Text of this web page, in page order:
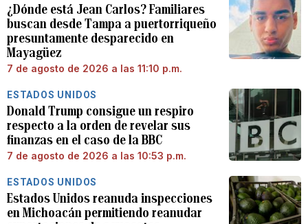
¿Dónde está Jean Carlos? Familiares
buscan desde Tampa a puertorriqueño
presuntamente desparecido en
Mayagüez
7 de agosto de 2026 a las 11:10 p.m.
ESTADOS UNIDOS
Donald Trump consigue un respiro
respecto a la orden de revelar sus
finanzas en el caso de la BBC
7 de agosto de 2026 a las 10:53 p.m.
ESTADOS UNIDOS
Estados Unidos reanuda inspecciones
en Michoacán permitiendo reanudar